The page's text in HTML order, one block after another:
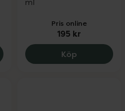
Daily Repair 40%, 95 kr.
ml
Pris online
195 kr
Köp Avene